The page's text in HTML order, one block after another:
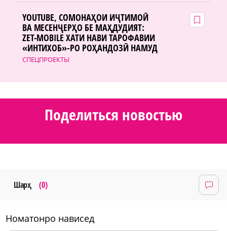
СПЕЦПРОЕКТЫ
YOUTUBE, СОМОНАҲОИ ИҶТИМОӢ
ВА МЕСЕНҶЕРҲО БЕ МАҲДУДИЯТ:
ZET-MOBILE ХАТИ НАВИ ТАРОФАВИИ
«ИНТИХОБ»-РО РОҲАНДОЗӢ НАМУД
Поделиться новостью
Шарҳ (0)
номатонро нависед